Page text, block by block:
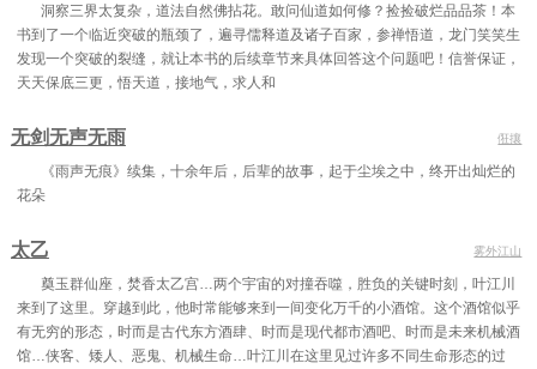
洞察三界太复杂，道法自然佛拈花。敢问仙道如何修？捡捡破烂品品茶！本
书到了一个临近突破的瓶颈了，遍寻儒释道及诸子百家，参禅悟道，龙门笑笑生
发现一个突破的裂缝，就让本书的后续章节来具体回答这个问题吧！信誉保证，
天天保底三更，悟天道，接地气，求人和
无剑无声无雨 俇攘
《雨声无痕》续集，十余年后，后辈的故事，起于尘埃之中，终开出灿烂的
花朵
太乙 雾外江山
奠玉群仙座，焚香太乙宫…两个宇宙的对撞吞噬，胜负的关键时刻，叶江川
来到了这里。穿越到此，他时常能够来到一间变化万千的小酒馆。这个酒馆似乎
有无穷的形态，时而是古代东方酒肆、时而是现代都市酒吧、时而是未来机械酒
馆…侠客、矮人、恶鬼、机械生命…叶江川在这里见过许多不同生命形态的过